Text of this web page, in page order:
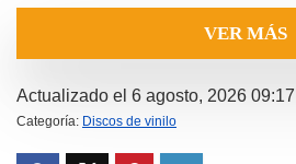
VER MÁS
Actualizado el 6 agosto, 2026 09:17
Categoría: Discos de vinilo